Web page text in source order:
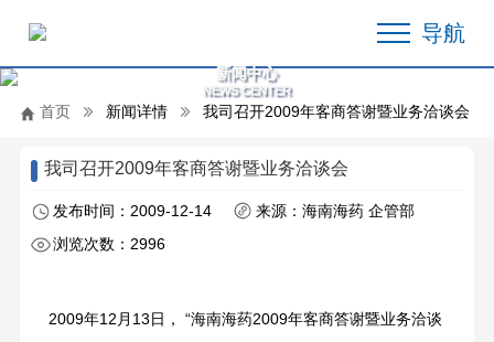
导航
新闻中心
NEWS CENTER
首页 新闻详情 我司召开2009年客商答谢暨业务洽谈会
我司召开2009年客商答谢暨业务洽谈会
发布时间：2009-12-14
来源：海南海药 企管部
浏览次数：2996
2009年12月13日， “海南海药2009年客商答谢暨业务洽谈